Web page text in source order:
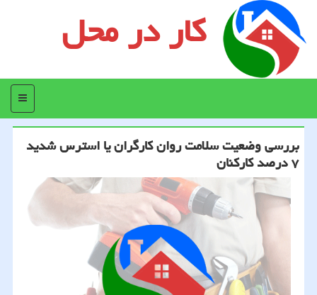
کار در محل
منو
بررسی وضعیت سلامت روان كارگران یا استرس شدید
۷ درصد كاركنان